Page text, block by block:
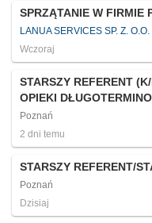
SPRZĄTANIE W FIRMIE
LANUA SERVICES SP. Z. O.O.
Wczoraj
STARSZY REFERENT
OPIEKI
Poznań
2 dni temu
STARSZY REFERENT/
Poznań
Dzisiaj